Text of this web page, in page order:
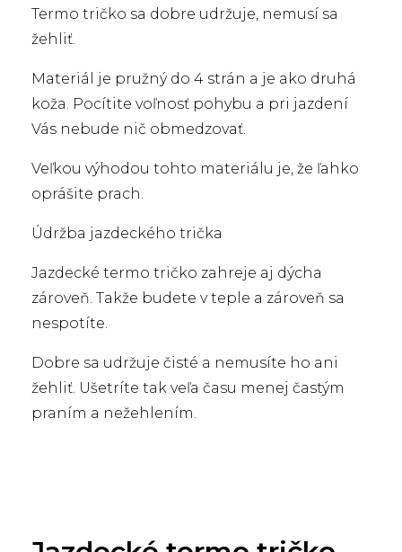
Termo tričko sa dobre udržuje, nemusí sa
žehliť.
Materiál je pružný do 4 strán a je ako druhá
koža. Pocítite voľnosť pohybu a pri jazdení
Vás nebude nič obmedzovať.
Veľkou výhodou tohto materiálu je, že ľahko
oprášite prach.
Údržba jazdeckého trička
Jazdecké termo tričko zahreje aj dýcha
zároveň. Takže budete v teple a zároveň sa
nespotíte.
Dobre sa udržuje čisté a nemusíte ho ani
žehliť. Ušetríte tak veľa času menej častým
praním a nežehlením.